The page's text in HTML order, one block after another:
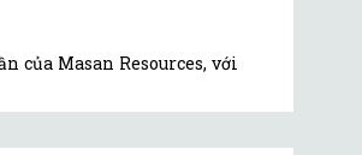
của Masan Resources, với